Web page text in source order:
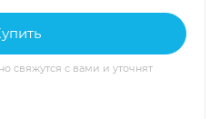
свяжутся с вами и уточнят